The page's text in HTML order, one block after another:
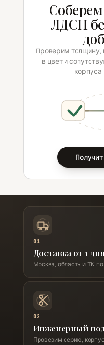
ЛДСП
Проверим толщину,
в цвет и
корпуса
01
Доставка от 1 дня
Москва, область и ТК
02
Инженерный
Проверим серию,